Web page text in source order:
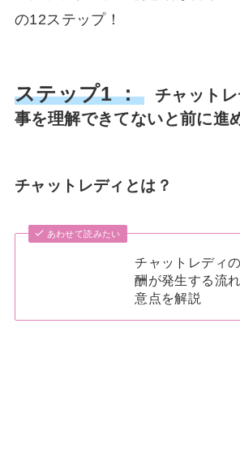
ステップ1 ：
チャット
事を理解できてないと前に進
チャットレディとは？
あわせて読みたい
チャットレディ
酬が発生する流
意点を解説